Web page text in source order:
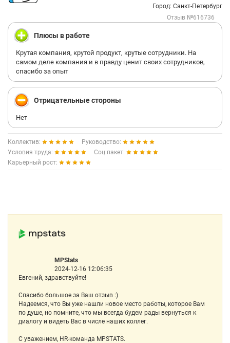
Город: Санкт-Петербург
Отзыв №616736
Плюсы в работе
Крутая компания, крутой продукт, крутые сотрудники. На
самом деле компания и в правду ценит своих сотрудников,
спасибо за опыт
Отрицательные стороны
Нет
Коллектив:
Руководство:
Условия труда:
Соц.пакет:
Карьерный рост:
MPStats
2024-12-16 12:06:35
Евгений, здравствуйте!
Спасибо большое за Ваш отзыв :)
Надеемся, что Вы уже нашли новое место работы, которое Вам
по душе, но помните, что мы всегда будем рады вернуться к
диалогу и видеть Вас в числе наших коллег.
С уважением, HR-команда MPSTATS.